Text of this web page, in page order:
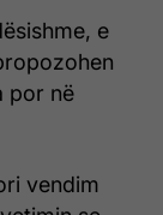
e
por në
vendim